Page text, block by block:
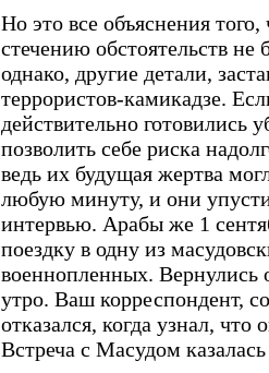
Но это все объяснения
стечению обстоятельств
однако, другие детали,
террористов-камикадзе.
действительно готовились
позволить себе риска
ведь их будущая жертва
любую минуту, и они
интервью. Арабы же 1
поездку в одну из
военнопленных. Вернулись
утро. Ваш корреспондент,
отказался, когда узнал, что
Встреча с Масудом